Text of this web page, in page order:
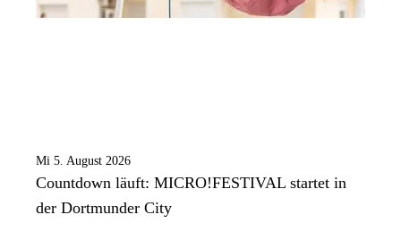
Mi 5. August 2026
Countdown läuft: MICRO!FESTIVAL startet in
der Dortmunder City